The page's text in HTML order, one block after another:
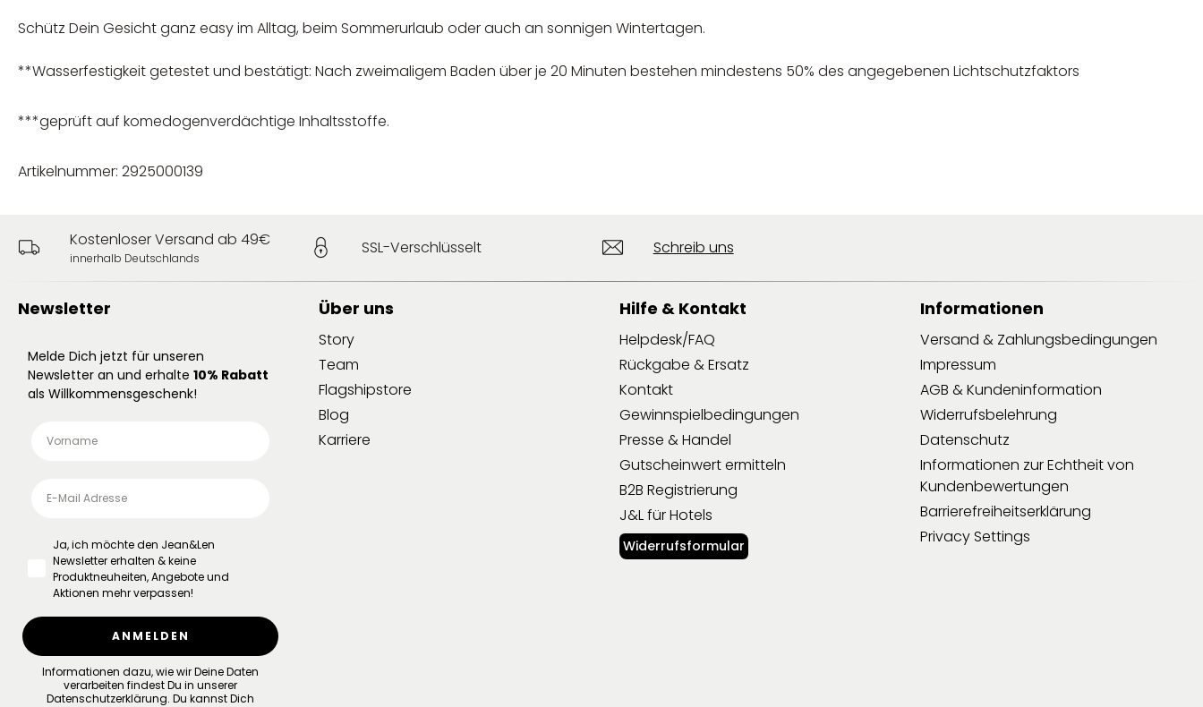
Schütz Dein Gesicht ganz easy im Alltag, beim Sommerurlaub oder auch an sonnigen Wintertagen.
**Wasserfestigkeit getestet und bestätigt: Nach zweimaligem Baden über je 20 Minuten bestehen mindestens 50% des angegebenen Lichtschutzfaktors
***geprüft auf komedogenverdächtige Inhaltsstoffe.
Artikelnummer: 2925000139
Kostenloser Versand ab 49€
innerhalb Deutschlands
SSL-Verschlüsselt Schreib uns
Newsletter
Melde Dich jetzt für unseren
Newsletter an und erhalte 10% Rabatt
als Willkommensgeschenk!
Ja, ich möchte den Jean&Len
Newsletter erhalten & keine
Produktneuheiten, Angebote und
Aktionen mehr verpassen!
ANMELDEN
Informationen dazu, wie wir Deine Daten
verarbeiten findest Du in unserer
Datenschutzerklärung. Du kannst Dich
Über uns
Story
Team
Flagshipstore
Blog
Karriere
Hilfe & Kontakt
Helpdesk/FAQ
Rückgabe & Ersatz
Kontakt
Gewinnspielbedingungen
Presse & Handel
Gutscheinwert ermitteln
B2B Registrierung
J&L für Hotels
Widerrufsformular
Informationen
Versand & Zahlungsbedingungen
Impressum
AGB & Kundeninformation
Widerrufsbelehrung
Datenschutz
Informationen zur Echtheit von
Kundenbewertungen
Barrierefreiheitserklärung
Privacy Settings